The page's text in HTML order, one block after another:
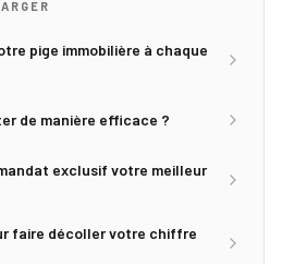
pige immobilière à chaque
de manière efficace ?
exclusif votre meilleur
faire décoller votre chiffre